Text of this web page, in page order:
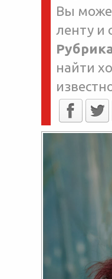
Вы
ленту и
найти